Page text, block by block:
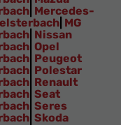
Mercedes-
MG
Nissan
Opel
Peugeot
Polestar
Renault
Seat
Seres
Skoda